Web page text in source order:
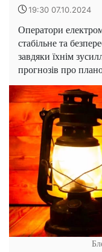
19:30 07.10.2024
Оператори
стабільне та
завдяки їхнім
прогнозів про